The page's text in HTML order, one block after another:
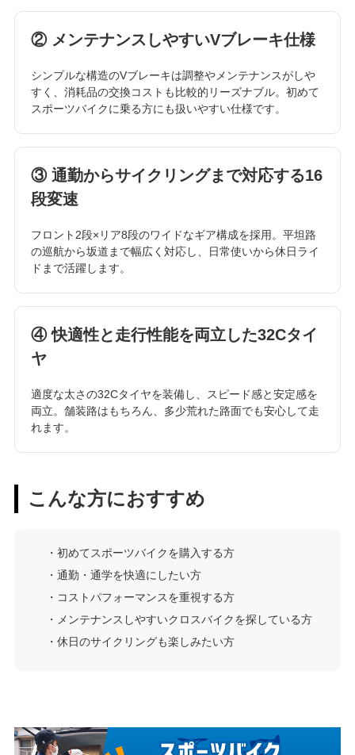
② メンテナンスしやすいVブレーキ仕様
シンプルな構造のVブレーキは調整やメンテナンスがしや
すく、消耗品の交換コストも比較的リーズナブル。初めて
スポーツバイクに乗る方にも扱いやすい仕様です。
③ 通勤からサイクリングまで対応する16
段変速
フロント2段×リア8段のワイドなギア構成を採用。平坦路
の巡航から坂道まで幅広く対応し、日常使いから休日ライ
ドまで活躍します。
④ 快適性と走行性能を両立した32Cタイ
ヤ
適度な太さの32Cタイヤを装備し、スピード感と安定感を
両立。舗装路はもちろん、多少荒れた路面でも安心して走
れます。
こんな方におすすめ
・初めてスポーツバイクを購入する方
・通勤・通学を快適にしたい方
・コストパフォーマンスを重視する方
・メンテナンスしやすいクロスバイクを探している方
・休日のサイクリングも楽しみたい方